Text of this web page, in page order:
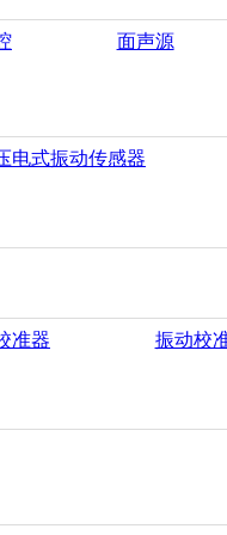
面声源
电式振动传感器
准器 振动校